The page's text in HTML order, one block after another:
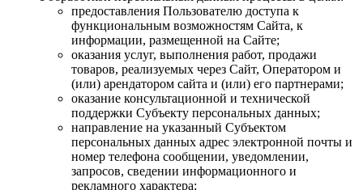
предоставления Пользователю доступа к
функциональным возможностям Сайта, к
информации, размещенной на Сайте;
оказания услуг, выполнения работ, продажи
товаров, реализуемых через Сайт, Оператором и
(или) арендатором сайта и (или) его партнерами;
оказание консультационной и технической
поддержки Субъекту персональных данных;
направление на указанный Субъектом
персональных данных адрес электронной почты и
номер телефона сообщении, уведомлении,
запросов, сведении информационного и
рекламного характера;